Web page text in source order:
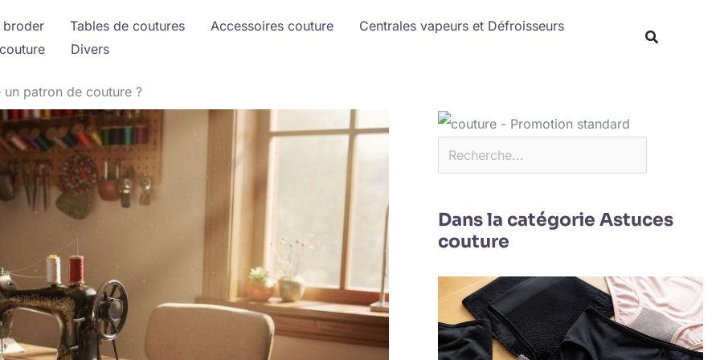
broder Tables de coutures Accessoires couture
Centrales vapeurs et Défroisseurs
Divers
patron de couture ?
Dans la catégorie Astuces
couture